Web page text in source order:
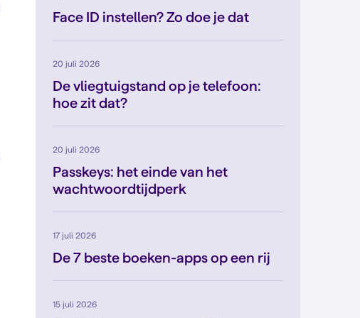
Face ID instellen? Zo doe je dat
20 juli 2026
De vliegtuigstand op je telefoon:
hoe zit dat?
20 juli 2026
Passkeys: het einde van het
wachtwoordtijdperk
17 juli 2026
De 7 beste boeken-apps op een rij
15 juli 2026